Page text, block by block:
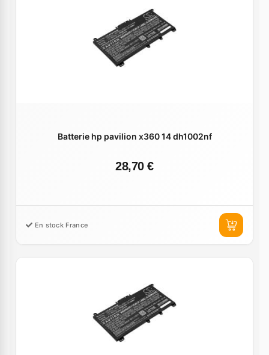
Batterie hp pavilion x360 14 dh1002nf
28,70 €
En stock France